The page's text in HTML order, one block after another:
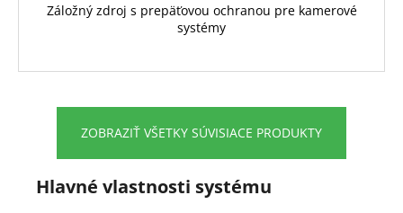
Záložný zdroj s prepäťovou ochranou pre kamerové
systémy
ZOBRAZIŤ VŠETKY SÚVISIACE PRODUKTY
Hlavné vlastnosti systému